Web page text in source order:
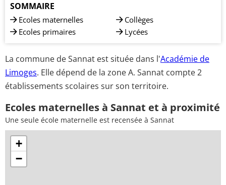
SOMMAIRE
Ecoles maternelles
Ecoles primaires
Collèges
Lycées
La commune de Sannat est située dans l'Académie de
Limoges. Elle dépend de la zone A. Sannat compte 2
établissements scolaires sur son territoire.
Ecoles maternelles à Sannat et à proximité
Une seule école maternelle est recensée à Sannat
+
−